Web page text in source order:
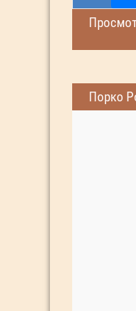
Порко